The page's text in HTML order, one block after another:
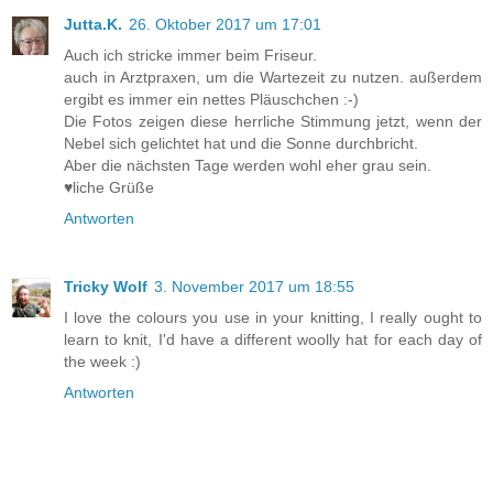
Jutta.K. 26. Oktober 2017 um 17:01
Auch ich stricke immer beim Friseur.
auch in Arztpraxen, um die Wartezeit zu nutzen. außerdem
ergibt es immer ein nettes Pläuschchen :-)
Die Fotos zeigen diese herrliche Stimmung jetzt, wenn der
Nebel sich gelichtet hat und die Sonne durchbricht.
Aber die nächsten Tage werden wohl eher grau sein.
♥liche Grüße
Antworten
Tricky Wolf 3. November 2017 um 18:55
I love the colours you use in your knitting, I really ought to
learn to knit, I'd have a different woolly hat for each day of
the week :)
Antworten